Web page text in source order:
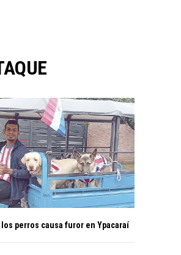
los perros causa furor en Ypacaraí